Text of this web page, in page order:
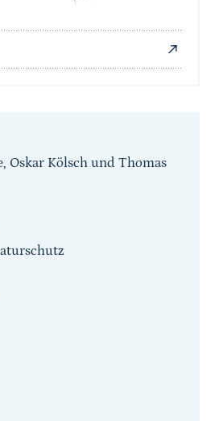
Oskar Kölsch und Thomas